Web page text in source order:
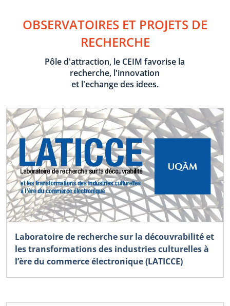
OBSERVATOIRES ET PROJETS DE
RECHERCHE
Pôle d'attraction, le CEIM favorise la
recherche, l'innovation
et l'echange des idees.
Laboratoire de recherche sur la découvrabilité et
les transformations des industries culturelles à
l’ère du commerce électronique (LATICCE)